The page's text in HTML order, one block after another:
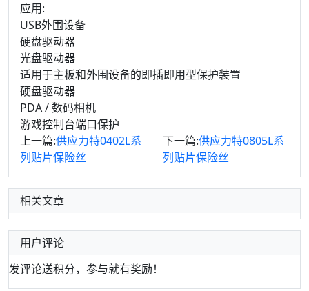
应用:
USB外围设备
硬盘驱动器
光盘驱动器
适用于主板和外围设备的即插即用型保护装置
硬盘驱动器
PDA / 数码相机
游戏控制台端口保护
上一篇:供应力特0402L系
列贴片保险丝
下一篇:供应力特0805L系
列贴片保险丝
相关文章
用户评论
发评论送积分，参与就有奖励！